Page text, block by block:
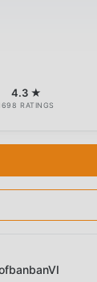
4.3 ★
RATINGS